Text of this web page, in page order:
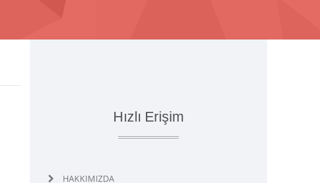
Hızlı Erişim
HAKKIMIZDA